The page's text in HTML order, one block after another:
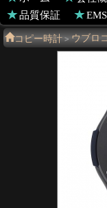
品質保証
コピー時計 > ウブロ